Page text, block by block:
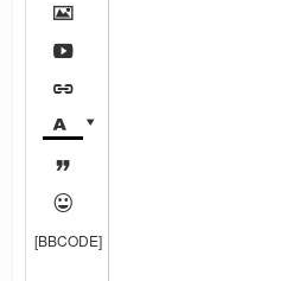







[BBCODE]